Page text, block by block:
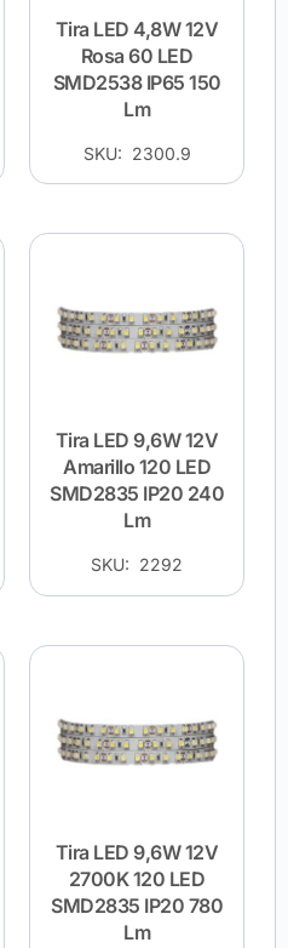
Tira LED 4,8W 12V
Rosa 60 LED
SMD2538 IP65 150
Lm
SKU: 2300.9
Tira LED 9,6W 12V
Amarillo 120 LED
SMD2835 IP20 240
Lm
SKU: 2292
Tira LED 9,6W 12V
2700K 120 LED
SMD2835 IP20 780
Lm